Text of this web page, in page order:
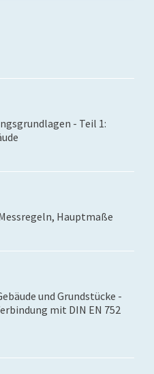
- Teil 1:
Hauptmaße
und Grundstücke -
mit DIN EN 752